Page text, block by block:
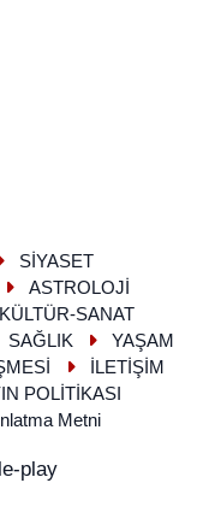
SİYASET
ASTROLOJİ
KÜLTÜR-SANAT
SAĞLIK
YAŞAM
İLETİŞİM
POLİTİKASI
Metni